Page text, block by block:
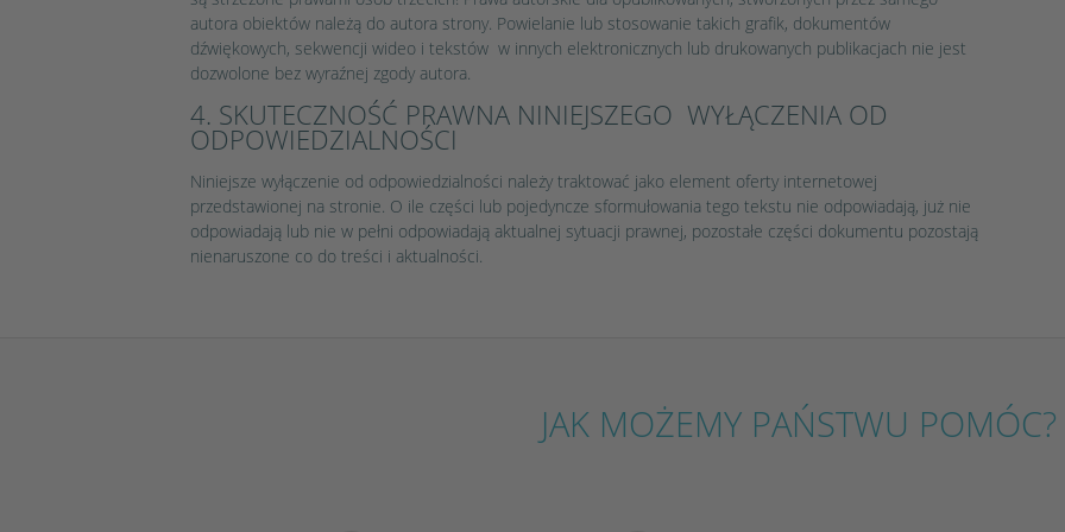
autora obiektów należą do autora strony. Powielanie lub stosowanie takich grafik, dokumentów
dźwiękowych, sekwencji wideo i tekstów w innych elektronicznych lub drukowanych publikacjach nie jest
dozwolone bez wyraźnej zgody autora.
4. SKUTECZNOŚĆ PRAWNA NINIEJSZEGO WYŁĄCZENIA OD
ODPOWIEDZIALNOŚCI
Niniejsze wyłączenie od odpowiedzialności należy traktować jako element oferty internetowej
przedstawionej na stronie. O ile części lub pojedyncze sformułowania tego tekstu nie odpowiadają, już nie
odpowiadają lub nie w pełni odpowiadają aktualnej sytuacji prawnej, pozostałe części dokumentu pozostają
nienaruszone co do treści i aktualności.
JAK MOŻEMY PAŃSTWU POMÓC?